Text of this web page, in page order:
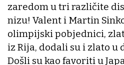
zaredom u tri različite
nizu! Valent i Martin
olimpijski pobjednici,
iz Rija, dodali su i zlato u
Došli su kao favoriti u